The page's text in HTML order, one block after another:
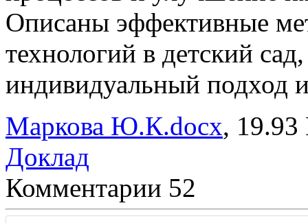
Описаны эффективные
технологий в детский
индивидуальный
Маркова Ю.К.docx,
Доклад
Комментарии 52